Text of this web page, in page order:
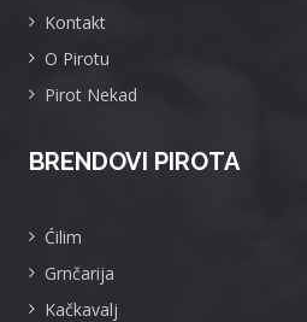
Kontakt
O Pirotu
Pirot Nekad
BRENDOVI PIROTA
Ćilim
Grnčarija
Kačkavalj